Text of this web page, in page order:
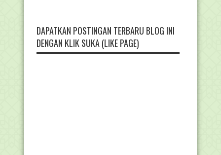
DAPATKAN POSTINGAN TERBARU BLOG INI
DENGAN KLIK SUKA (LIKE PAGE)